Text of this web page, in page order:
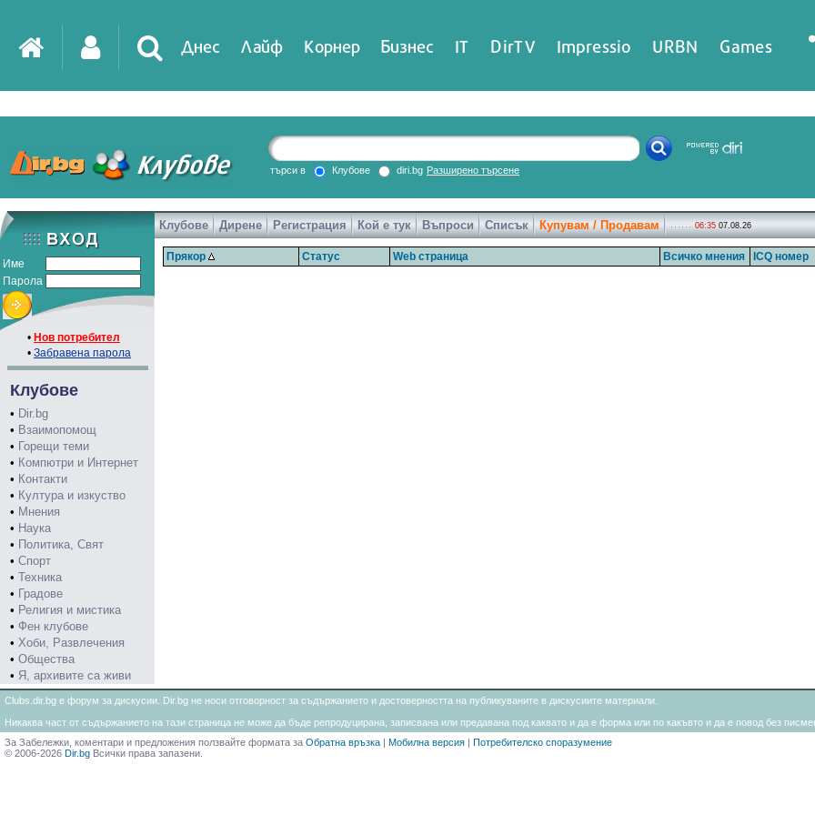
Днес Лайф Корнер Бизнес IT DirTV Impressio URBN Games
търси в Клубове diri.bg Разширено търсене
Име
Парола
• Нов потребител
• Забравена парола
Клубове
• Dir.bg
• Взаимопомощ
• Горещи теми
• Компютри и Интернет
• Контакти
• Култура и изкуство
• Мнения
• Наука
• Политика, Свят
• Спорт
• Техника
• Градове
• Религия и мистика
• Фен клубове
• Хоби, Развлечения
• Общества
• Я, архивите са живи
Клубове Дирене Регистрация Кой е тук Въпроси Списък Купувам / Продавам 06:35 07.08.26
Прякор Статус Web страница Всичко мнения ICQ номер
Clubs.dir.bg е форум за дискусии. Dir.bg не носи отговорност за съдържанието и достоверността на публикуваните в дискусиите материали.
Никаква част от съдържанието на тази страница не може да бъде репродуцирана, записвана или предавана под каквато и да е форма или по какъвто и да е повод без
За Забележки, коментари и предложения ползвайте формата за Обратна връзка | Мобилна версия | Потребителско споразумение
© 2006-2026 Dir.bg Всички права запазени.